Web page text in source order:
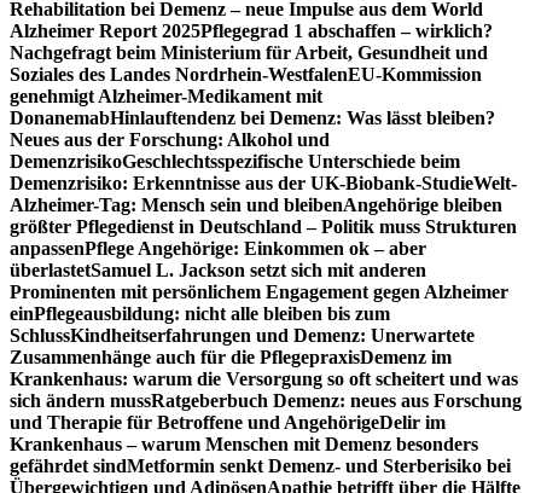
Rehabilitation bei Demenz – neue Impulse aus dem World
Alzheimer Report 2025Pflegegrad 1 abschaffen – wirklich?
Nachgefragt beim Ministerium für Arbeit, Gesundheit und
Soziales des Landes Nordrhein-WestfalenEU-Kommission
genehmigt Alzheimer-Medikament mit
DonanemabHinlauftendenz bei Demenz: Was lässt bleiben?
Neues aus der Forschung: Alkohol und
DemenzrisikoGeschlechtsspezifische Unterschiede beim
Demenzrisiko: Erkenntnisse aus der UK-Biobank-StudieWelt-
Alzheimer-Tag: Mensch sein und bleibenAngehörige bleiben
größter Pflegedienst in Deutschland – Politik muss Strukturen
anpassenPflege Angehörige: Einkommen ok – aber
überlastetSamuel L. Jackson setzt sich mit anderen
Prominenten mit persönlichem Engagement gegen Alzheimer
einPflegeausbildung: nicht alle bleiben bis zum
SchlussKindheitserfahrungen und Demenz: Unerwartete
Zusammenhänge auch für die PflegepraxisDemenz im
Krankenhaus: warum die Versorgung so oft scheitert und was
sich ändern mussRatgeberbuch Demenz: neues aus Forschung
und Therapie für Betroffene und AngehörigeDelir im
Krankenhaus – warum Menschen mit Demenz besonders
gefährdet sindMetformin senkt Demenz- und Sterberisiko bei
Übergewichtigen und AdipösenApathie betrifft über die Hälfte